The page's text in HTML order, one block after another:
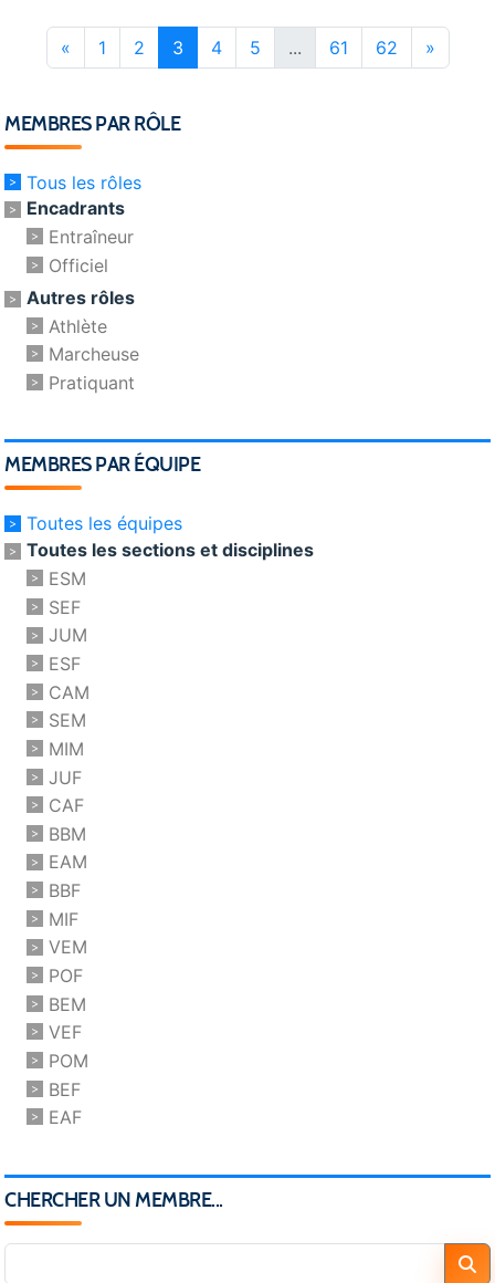
« 1 2 3 4 5 ... 61 62 »
MEMBRES PAR RÔLE
Tous les rôles
Encadrants
Entraîneur
Officiel
Autres rôles
Athlète
Marcheuse
Pratiquant
MEMBRES PAR ÉQUIPE
Toutes les équipes
Toutes les sections et disciplines
ESM
SEF
JUM
ESF
CAM
SEM
MIM
JUF
CAF
BBM
EAM
BBF
MIF
VEM
POF
BEM
VEF
POM
BEF
EAF
CHERCHER UN MEMBRE...